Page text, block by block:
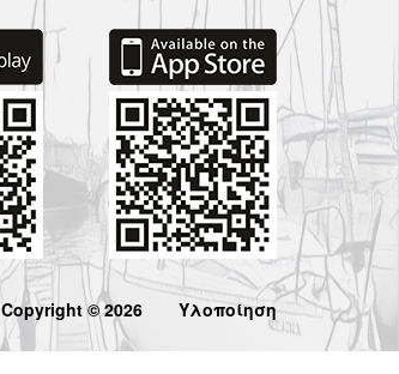
Copyright © 2026 Υλοποίηση